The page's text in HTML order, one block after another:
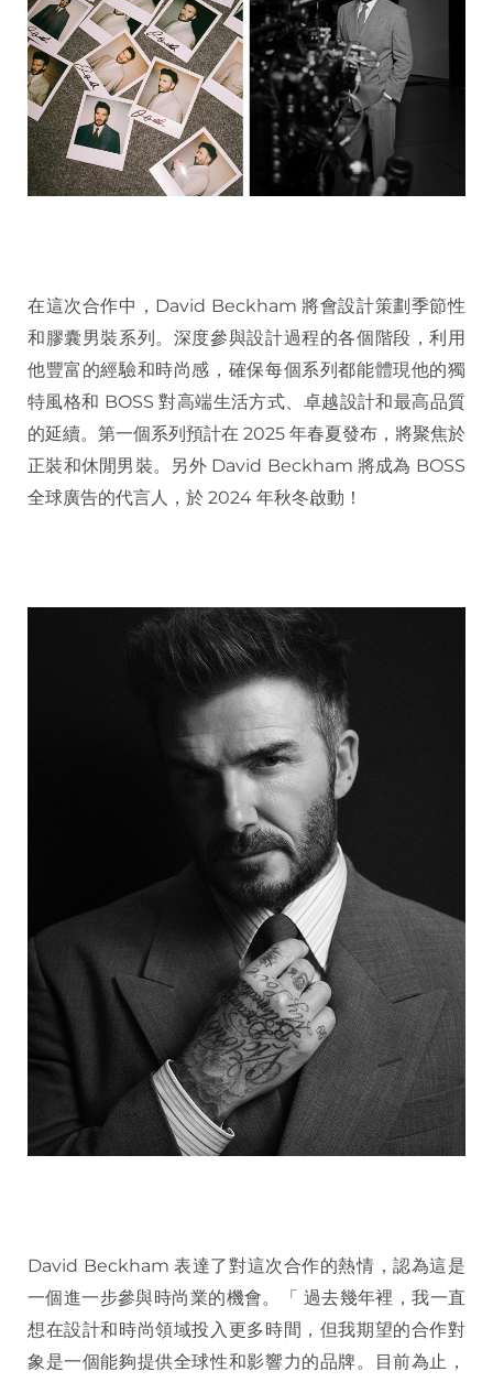
在這次合作中，David Beckham 將會設計策劃季節性
和膠囊男裝系列。深度參與設計過程的各個階段，利用
他豐富的經驗和時尚感，確保每個系列都能體現他的獨
特風格和 BOSS 對高端生活方式、卓越設計和最高品質
的延續。第一個系列預計在 2025 年春夏發布，將聚焦於
正裝和休閒男裝。另外 David Beckham 將成為 BOSS
全球廣告的代言人，於 2024 年秋冬啟動！
David Beckham 表達了對這次合作的熱情，認為這是
一個進一步參與時尚業的機會。「 過去幾年裡，我一直
想在設計和時尚領域投入更多時間，但我期望的合作對
象是一個能夠提供全球性和影響力的品牌。目前為止，